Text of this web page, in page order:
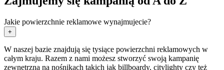
Jakie powierzchnie reklamowe wynajmujecie?
+
W naszej bazie znajdują się tysiące powierzchni reklamowych w
całym kraju. Razem z nami możesz stworzyć swoją kampanię
zewnętrzną na nośnikach takich jak billboardy, citylighty czy też